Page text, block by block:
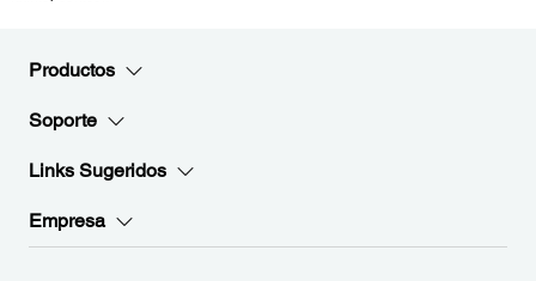
Productos
Soporte
Links Sugeridos
Empresa